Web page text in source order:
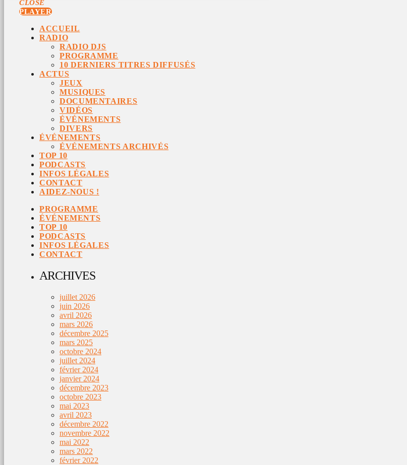
CLOSE
PLAYER
ACCUEIL
RADIO
RADIO DJS
PROGRAMME
10 DERNIERS TITRES DIFFUSÉS
ACTUS
JEUX
MUSIQUES
DOCUMENTAIRES
VIDÉOS
ÉVÉNEMENTS
DIVERS
ÉVÉNEMENTS
ÉVÉNEMENTS ARCHIVÉS
TOP 10
PODCASTS
INFOS LÉGALES
CONTACT
AIDEZ-NOUS !
PROGRAMME
ÉVÉNEMENTS
TOP 10
PODCASTS
INFOS LÉGALES
CONTACT
ARCHIVES
juillet 2026
juin 2026
avril 2026
mars 2026
décembre 2025
mars 2025
octobre 2024
juillet 2024
février 2024
janvier 2024
décembre 2023
octobre 2023
mai 2023
avril 2023
décembre 2022
novembre 2022
mai 2022
mars 2022
février 2022